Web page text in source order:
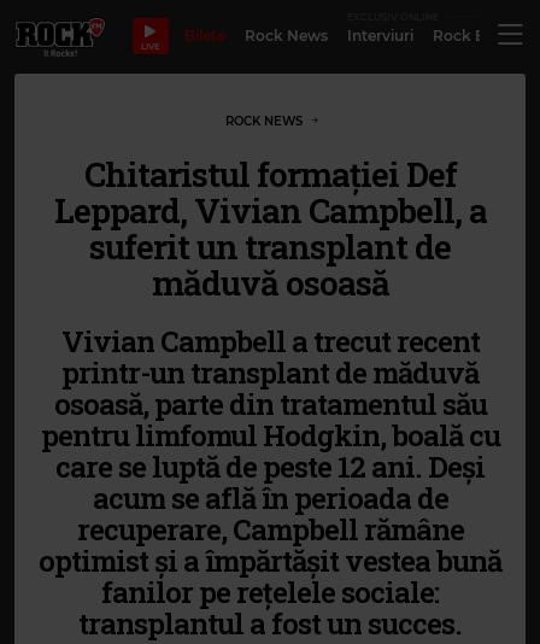
LIVE
Bilete Rock News Interviuri Rock
ROCK NEWS
Chitaristul formației Def
Leppard, Vivian Campbell, a
suferit un transplant de
măduvă osoasă
Vivian Campbell a trecut recent
printr-un transplant de măduvă
osoasă, parte din tratamentul său
pentru limfomul Hodgkin, boală cu
care se luptă de peste 12 ani. Deși
acum se află în perioada de
recuperare, Campbell rămâne
optimist și a împărtășit vestea bună
fanilor pe rețelele sociale:
transplantul a fost un succes.